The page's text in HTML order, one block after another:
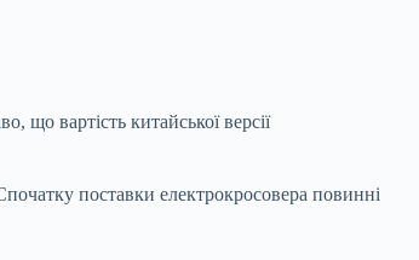
що вартість китайської версії
поставки електрокросовера повинні